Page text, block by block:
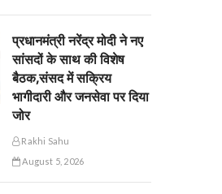
प्रधानमंत्री नरेंद्र मोदी ने नए
सांसदों के साथ की विशेष
बैठक,संसद में सक्रिय
भागीदारी और जनसेवा पर दिया
जोर
Rakhi Sahu
August 5, 2026